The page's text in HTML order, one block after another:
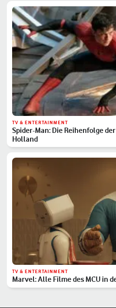
TV & ENTERTAINMENT
Spider-Man: Die Reihenfolge
Holland
TV & ENTERTAINMENT
Marvel: Alle Filme des MCU in
Reihenfolge